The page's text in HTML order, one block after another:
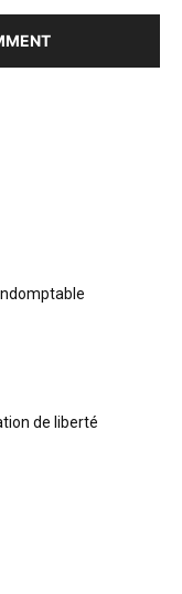
de liberté